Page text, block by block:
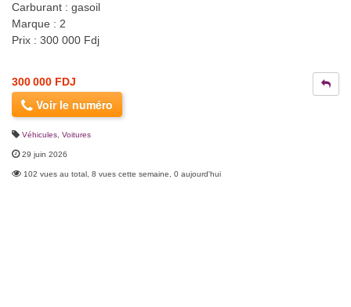
Carburant : gasoil
Marque : 2
Prix : 300 000 Fdj
300 000 FDJ
Voir le numéro
Véhicules Voitures
29 juin 2026
102 vues au total, 8 vues cette semaine, 0 aujourd'hui